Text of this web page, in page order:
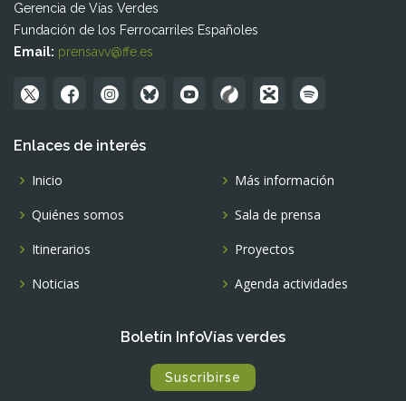
Gerencia de Vías Verdes
Fundación de los Ferrocarriles Españoles
Email: prensavv@ffe.es
Enlaces de interés
Inicio
Quiénes somos
Itinerarios
Noticias
Más información
Sala de prensa
Proyectos
Agenda actividades
Boletín InfoVías verdes
Suscribirse